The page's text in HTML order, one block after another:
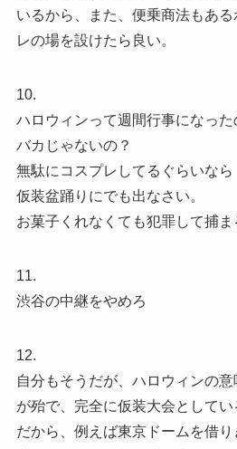
いるから、また、便乗商法もあ
レの場を設けたら良い。
10.
ハロウィンって週間行事になった
バカじゃないの？
無駄にコスプレしてるぐらいなら
仮装盆踊りにでも出なさい。
お菓子くれなくても犯罪して捕ま
11.
渋谷の中継をやめろ
12.
自分もそうだが、ハロウィンの
が殆で、完全に仮装大会としてい
だから、例えば東京ドームを借